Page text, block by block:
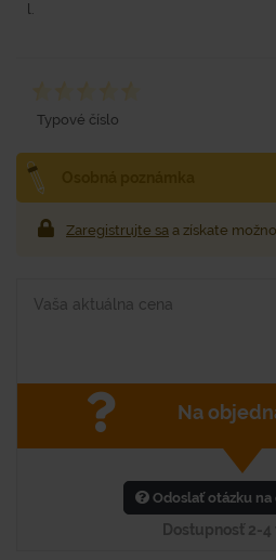
l.
Typové číslo
Zaregistrujte sa a získate
Vaša aktuálna cena
Na
Odoslať otázku na
Dostupnosť 2-4